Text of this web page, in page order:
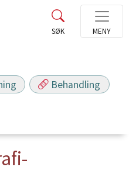
Behandling